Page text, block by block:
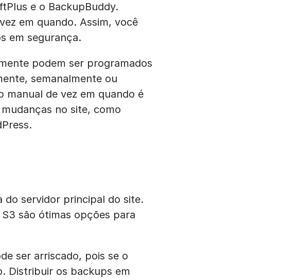
e o BackupBuddy.
em quando. Assim, você
em segurança.
podem ser programados
semanalmente ou
manual de vez em quando é
no site, como
do servidor principal do site.
são ótimas opções para
ser arriscado, pois se o
Distribuir os backups em